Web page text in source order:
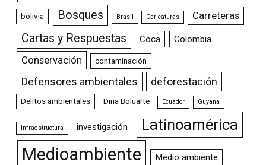
bolivia Bosques Brasil Caricaturas Carreteras
Cartas y Respuestas Coca Colombia
Conservación contaminación
Defensores ambientales deforestación
Delitos ambientales Dina Boluarte Ecuador Guyana
Infraestructura investigación Latinoamérica
Medioambiente Medio ambiente